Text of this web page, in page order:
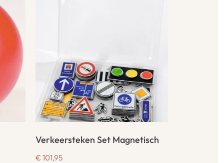
Verkeersteken Set Magnetisch
€ 101,95